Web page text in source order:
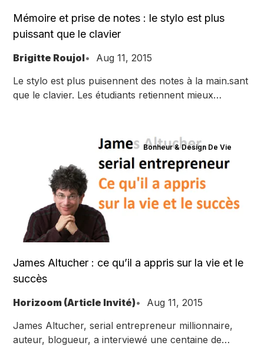
Mémoire et prise de notes : le stylo est plus
puissant que le clavier
Brigitte Roujol
Aug 11, 2015
Le stylo est plus puisennent des notes à la main.sant
que le clavier. Les étudiants retiennent mieux
Bonheur & Design De Vie
James Altucher : ce qu’il a appris sur la vie et le
succès
Horizoom (Article Invité)
Aug 11, 2015
James Altucher, serial entrepreneur millionnaire,
auteur, blogueur, a interviewé une centaine de